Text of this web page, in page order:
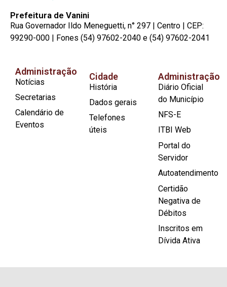
Prefeitura de Vanini
Rua Governador Ildo Meneguetti, n° 297 | Centro | CEP:
99290-000 | Fones (54) 97602-2040 e (54) 97602-2041
Administração
Notícias
Secretarias
Calendário de
Eventos
Cidade
História
Dados gerais
Telefones
úteis
Administração
Diário Oficial
do Município
NFS-E
ITBI Web
Portal do
Servidor
Autoatendimento
Certidão
Negativa de
Débitos
Inscritos em
Dívida Ativa